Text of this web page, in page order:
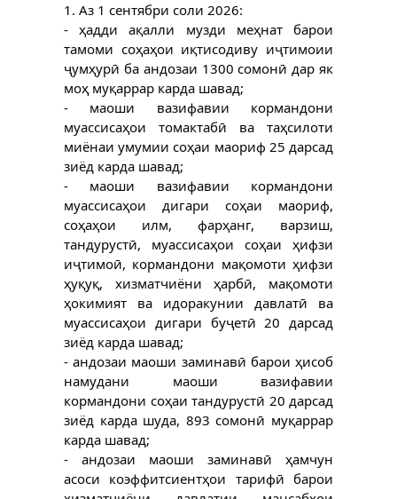
1. Аз 1 сентябри соли 2026:
- ҳадди ақалли музди меҳнат барои
тамоми соҳаҳои иқтисодиву иҷтимоии
ҷумҳурӣ ба андозаи 1300 сомонӣ дар як
моҳ муқаррар карда шавад;
- маоши вазифавии кормандони
муассисаҳои томактабӣ ва таҳсилоти
миёнаи умумии соҳаи маориф 25 дарсад
зиёд карда шавад;
- маоши вазифавии кормандони
муассисаҳои дигари соҳаи маориф,
соҳаҳои илм, фарҳанг, варзиш,
тандурустӣ, муассисаҳои соҳаи ҳифзи
иҷтимоӣ, кормандони мақомоти ҳифзи
ҳуқуқ, хизматчиёни ҳарбӣ, мақомоти
ҳокимият ва идоракунии давлатӣ ва
муассисаҳои дигари буҷетӣ 20 дарсад
зиёд карда шавад;
- андозаи маоши заминавӣ барои ҳисоб
намудани маоши вазифавии
кормандони соҳаи тандурустӣ 20 дарсад
зиёд карда шуда, 893 сомонӣ муқаррар
карда шавад;
- андозаи маоши заминавӣ ҳамчун
асоси коэффитсиентҳои тарифӣ барои